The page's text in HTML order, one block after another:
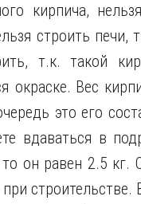
кирпича,
строить печи,
т.к. такой
окраске. Вес
это его
вдаваться в
то он равен 2.5